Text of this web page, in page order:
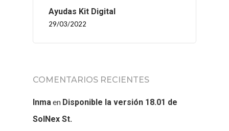
Ayudas Kit Digital
29/03/2022
COMENTARIOS RECIENTES
Inmaen Disponible la versión 18.01 de
SolNex St.